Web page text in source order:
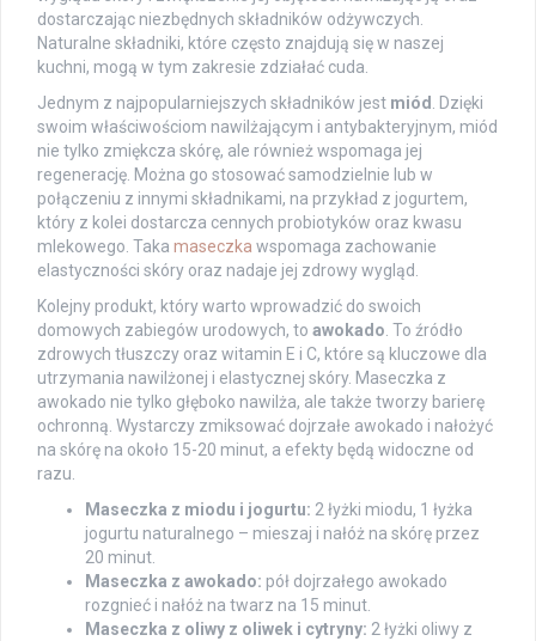
dostarczając niezbędnych składników odżywczych.
Naturalne składniki, które często znajdują się w naszej
kuchni, mogą w tym zakresie zdziałać cuda.
Jednym z najpopularniejszych składników jest miód
. Dzięki
swoim właściwościom nawilżającym i antybakteryjnym, miód
nie tylko zmiękcza skórę, ale również wspomaga jej
regenerację. Można go stosować samodzielnie lub w
połączeniu z innymi składnikami, na przykład z jogurtem,
który z kolei dostarcza cennych probiotyków oraz kwasu
mlekowego. Taka maseczka wspomaga zachowanie
elastyczności skóry oraz nadaje jej zdrowy wygląd.
Kolejny produkt, który warto wprowadzić do swoich
domowych zabiegów urodowych, to awokado . To źródło
zdrowych tłuszczy oraz witamin E i C, które są kluczowe dla
utrzymania nawilżonej i elastycznej skóry. Maseczka z
awokado nie tylko głęboko nawilża, ale także tworzy barierę
ochronną. Wystarczy zmiksować dojrzałe awokado i nałożyć
na skórę na około 15-20 minut, a efekty będą widoczne od
razu.
Maseczka z miodu i jogurtu: 2 łyżki miodu, 1 łyżka
jogurtu naturalnego – mieszaj i nałóż na skórę przez
20 minut.
Maseczka z awokado: pół dojrzałego awokado
rozgnieć i nałóż na twarz na 15 minut.
Maseczka z oliwy z oliwek i cytryny: 2 łyżki oliwy z